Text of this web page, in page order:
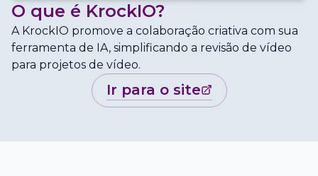
O que é KrockIO?
A KrockIO promove a colaboração criativa com sua
ferramenta de IA, simplificando a revisão de vídeo
para projetos de vídeo.
ir para o site